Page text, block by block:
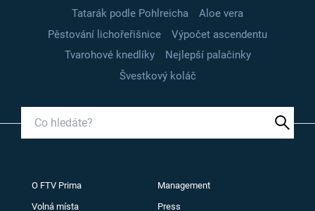
Tatarák podle Pohlreicha
Aloe vera
Pěstování lichořeřišnice
Výpočet ascendentu
Tvarohové knedlíky
Nejlepší palačinky
Švestkový koláč
O FTV Prima Management
Volná místa Press